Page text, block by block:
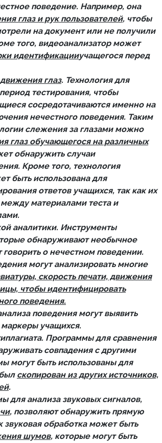
поведение. Например, она
глаз и рук пользователей, чтобы
на документ или не получили
того, видеоанализатор может
идентификацииучащегося перед
глаз. Технология для
тестирования, чтобы
сосредотачиваются именно на
нечестного поведения. Таким
слежения за глазами можно
глаз обучающегося на различных
обнаружить случаи
Кроме того, технология
быть использована для
ответов учащихся, так как их
материалами теста и
аналитики. Инструменты
обнаруживают необычное
о нечестном поведении.
могут анализировать многие
скорость печати, движения
чтобы идентифицировать
поведения.
поведения могут выявить
учащихся.
Программы для сравнения
совпадения с другими
могут быть использованы для
скопирован из других источников,
.
для анализа звуковых сигналов,
, позволяют обнаружить прямую
обработка может быть
шумов, которые могут быть